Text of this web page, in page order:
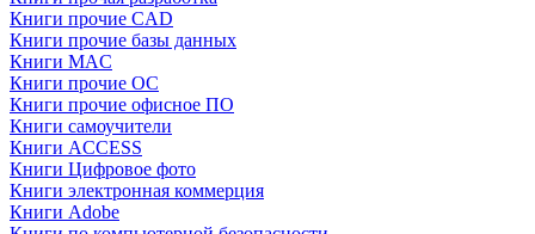
Книги прочие CAD
Книги прочие базы данных
Книги MAC
Книги прочие ОС
Книги прочие офисное ПО
Книги самоучители
Книги ACCESS
Книги Цифровое фото
Книги электронная коммерция
Книги Adobe